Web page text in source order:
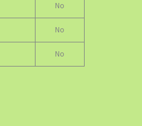
No
No
No